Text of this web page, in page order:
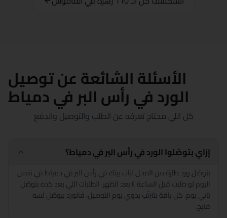
الأسئلة الشائعة عن توصيل
الورد في رأس البر في دمياط
كل اللي محتاج تعرفه عن الطلب والتوصيل والدفع
إزاي بتوصّلوا الورد في رأس البر في دمياط؟
بنوصّل ورد طازة من المحل لباب بيتك في رأس البر في دمياط في نفس
اليوم لو طلبت قبل الساعة ٤ بعد الظهر. الطلبات اللي بعد كده بتوصّل
تاني يوم. كل باقة بتترتّب يدوي يوم التوصيل، فالورد بيوصّل لسه
فايح.
المنصورة
مرسى مطروح
بورسعيد
قنا